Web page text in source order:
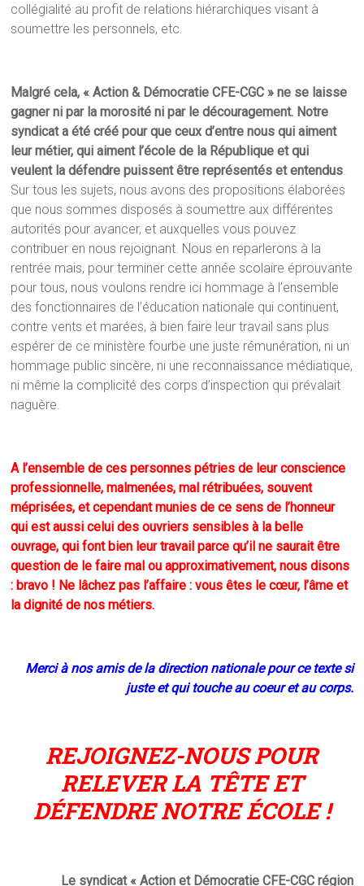
collégialité au profit de relations hiérarchiques visant à
soumettre les personnels, etc.
Malgré cela, « Action & Démocratie CFE-CGC » ne se laisse
gagner ni par la morosité ni par le découragement. Notre
syndicat a été créé pour que ceux d’entre nous qui aiment
leur métier, qui aiment l’école de la République et qui
veulent la défendre puissent être représentés et entendus
Sur tous les sujets, nous avons des propositions élaborées
que nous sommes disposés à soumettre aux différentes
autorités pour avancer, et auxquelles vous pouvez
contribuer en nous rejoignant. Nous en reparlerons à la
rentrée mais, pour terminer cette année scolaire éprouvante
pour tous, nous voulons rendre ici hommage à l’ensemble
des fonctionnaires de l’éducation nationale qui continuent,
contre vents et marées, à bien faire leur travail sans plus
espérer de ce ministère fourbe une juste rémunération, ni un
hommage public sincère, ni une reconnaissance médiatique,
ni même la complicité des corps d’inspection qui prévalait
naguère.
A l’ensemble de ces personnes pétries de leur conscience
professionnelle, malmenées, mal rétribuées, souvent
méprisées, et cependant munies de ce sens de l’honneur
qui est aussi celui des ouvriers sensibles à la belle
ouvrage, qui font bien leur travail parce qu’il ne saurait être
question de le faire mal ou approximativement, nous disons
: bravo ! Ne lâchez pas l’affaire : vous êtes le cœur, l’âme et
la dignité de nos métiers.
Merci à nos amis de la direction nationale pour ce texte si
juste et qui touche au coeur et au corps.
REJOIGNEZ-NOUS POUR
RELEVER LA TÊTE ET
DÉFENDRE NOTRE ÉCOLE !
Le syndicat « Action et Démocratie CFE-CGC région